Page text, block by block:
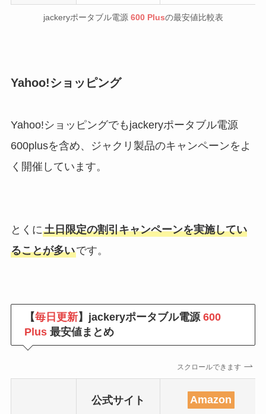
jackeryポータブル電源 600 Plusの最安値比較表
Yahoo!ショッピング
Yahoo!ショッピングでもjackeryポータブル電源
600plusを含め、ジャクリ製品のキャンペーンをよ
く開催しています。
とくに土日限定の割引キャンペーンを実施してい
ることが多いです。
【毎日更新】jackeryポータブル電源600
Plus 最安値まとめ
スクロールできます
公式サイト Amazon